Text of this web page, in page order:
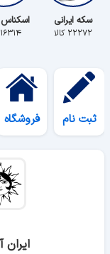
سکه ایرانی
۲۲۲۷۲ کالا
اسکناس
۱۶۳۱۴ کالا
ثبت نام فروشگاه